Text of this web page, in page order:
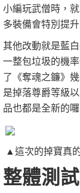
小編玩武僧時，
多裝備會特別提
其他改動就是藍
一整包垃圾的機
了《奪魂之鐮》
是掉落尊爵等級
品也都是全新的囉
▲這次的掉寶真
整體測